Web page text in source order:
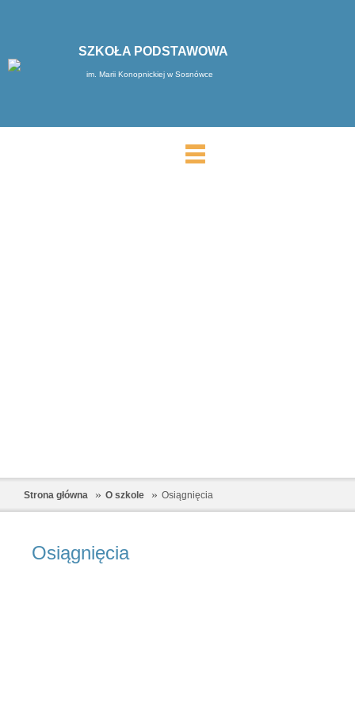
SZKOŁA PODSTAWOWA
im. Marii Konopnickiej w Sosnówce
Strona główna O szkole Osiągnięcia
Osiągnięcia